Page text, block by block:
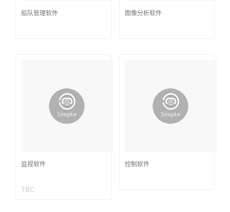
船队管理软件 图像分析软件
监视软件
TBC
控制软件